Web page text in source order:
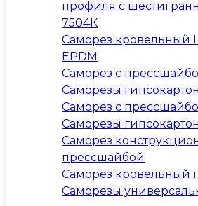
профиля с
7504К
Саморез кровельный
EPDM
Саморез с
Саморезы
Саморез с
Саморезы
Саморез
прессшайбой
Саморез кровельный
Саморезы